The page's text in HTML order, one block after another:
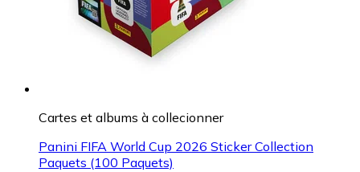
Cartes et albums à collecionner
Panini FIFA World Cup 2026 Sticker Collection
Paquets (100 Paquets)